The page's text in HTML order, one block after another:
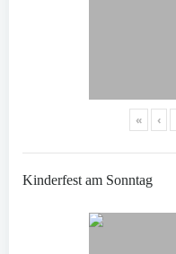
« ‹
Kinderfest am Sonntag